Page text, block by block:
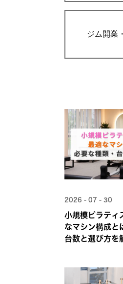
ジム開業
2026 - 07 - 30
小規模ピラティ
なマシン構成と
台数と選び方を